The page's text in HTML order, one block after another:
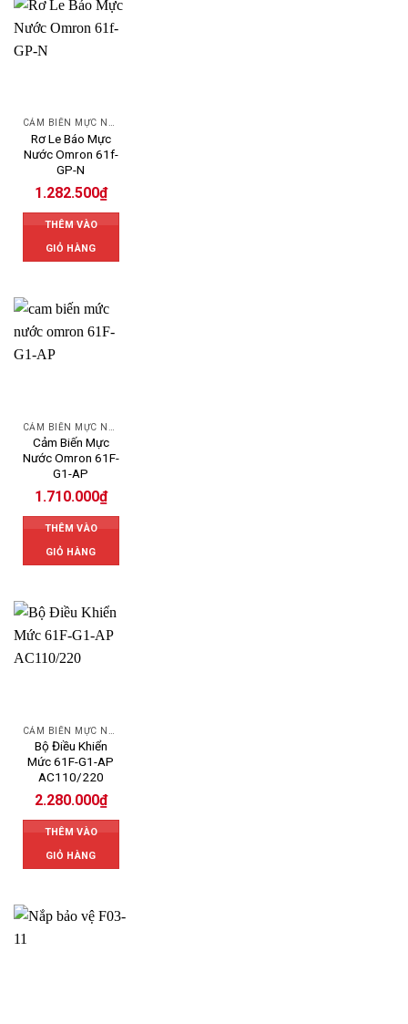
CẢM BIẾN MỰC NƯỚC OMRON
Rơ Le Báo Mực
Nước Omron 61f-
GP-N
1.282.500₫
THÊM VÀO
GIỎ HÀNG
Cảm Biến Mực
Nước Omron 61F-
G1-AP
1.710.000₫
THÊM VÀO
GIỎ HÀNG
Bộ Điều Khiển
Mức 61F-G1-AP
AC110/220
2.280.000₫
THÊM VÀO
GIỎ HÀNG